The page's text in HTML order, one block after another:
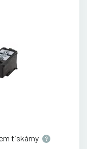
tiskárny